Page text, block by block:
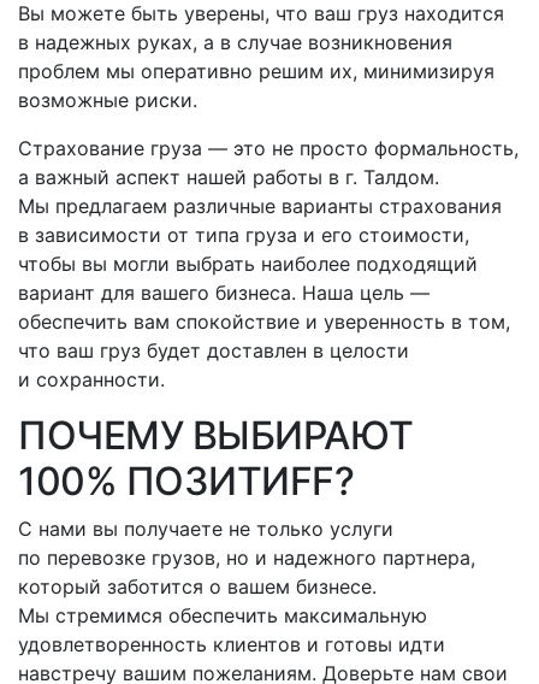
Вы можете быть уверены, что ваш груз находится
в надежных руках, а в случае возникновения
проблем мы оперативно решим их, минимизируя
возможные риски.
Страхование груза — это не просто формальность,
а важный аспект нашей работы в г. Талдом.
Мы предлагаем различные варианты страхования
в зависимости от типа груза и его стоимости,
чтобы вы могли выбрать наиболее подходящий
вариант для вашего бизнеса. Наша цель —
обеспечить вам спокойствие и уверенность в том,
что ваш груз будет доставлен в целости
и сохранности.
ПОЧЕМУ ВЫБИРАЮТ
100% ПОЗИТИFF?
С нами вы получаете не только услуги
по перевозке грузов, но и надежного партнера,
который заботится о вашем бизнесе.
Мы стремимся обеспечить максимальную
удовлетворенность клиентов и готовы идти
навстречу вашим пожеланиям. Доверьте нам свои